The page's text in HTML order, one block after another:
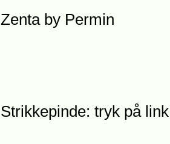
Zenta by Permin
Strikkepinde: tryk på